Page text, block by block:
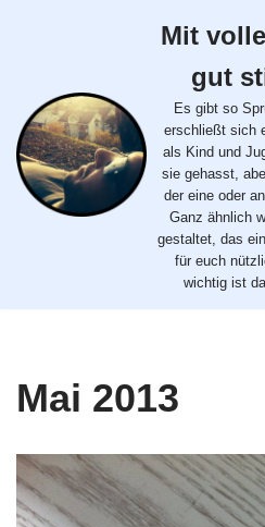
springen
Mit
gut
Es gibt so
erschließt sich
als Kind und
sie gehasst,
der eine oder
Ganz ähnlich
gestaltet, das
für euch
wichtig ist
Mai 2013